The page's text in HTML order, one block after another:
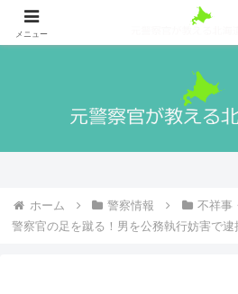
札幌出身の元警察官が警察官になる方法や実
ホーム 警察情報 不祥事
警察官の足を蹴る！男を公務執行妨害で逮
メニュー